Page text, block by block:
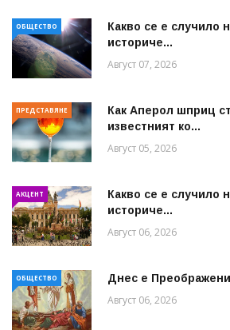
ОБЩЕСТВО
Какво се е случило
историче...
Август 07, 2026
ПРЕДСТАВЯНЕ
Как Аперол шприц
известният ко...
Август 05, 2026
АКЦЕНТ
Какво се е случило
историче...
Август 06, 2026
ОБЩЕСТВО Днес е
Август 06, 2026